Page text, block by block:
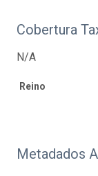
Cobertura
N/A
Reino
Metadados